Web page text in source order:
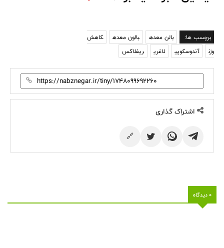
برچسب ها: بالن معده بالون معده
کاهش
وزن
آندوسکوپی لاغری ریفلاکس
اشتراک گذاری
🔗
0 دیدگاه